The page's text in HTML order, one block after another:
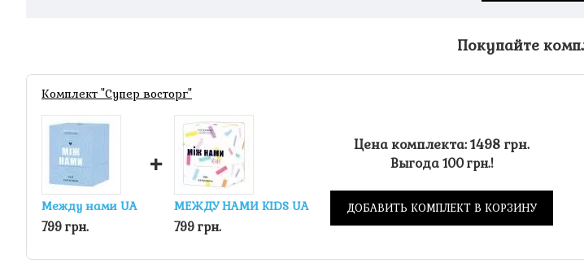
Покупайте
Комплект "Супер восторг"
Между нами UA
799 грн.
+
МЕЖДУ НАМИ KIDS UA
799 грн.
Цена комплекта: 1498 грн.
Выгода 100 грн.!
ДОБАВИТЬ КОМПЛЕКТ В КОРЗИНУ